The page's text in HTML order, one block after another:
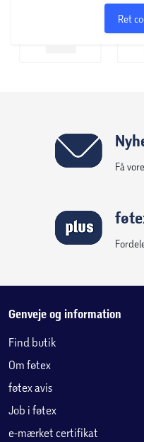
Ret
Få
Genveje og information
Find butik
Om føtex
føtex avis
Job i føtex
e-mærket certifikat